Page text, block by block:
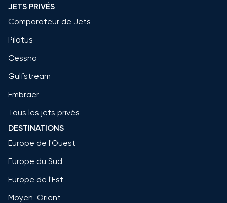
JETS PRIVÉS
Comparateur de Jets
Pilatus
Cessna
Gulfstream
Embraer
Tous les jets privés
DESTINATIONS
Europe de l'Ouest
Europe du Sud
Europe de l'Est
Moyen-Orient